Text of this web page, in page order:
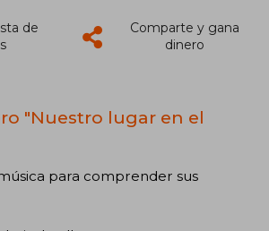
de
Comparte y gana
dinero
"Nuestro lugar en el
para comprender sus